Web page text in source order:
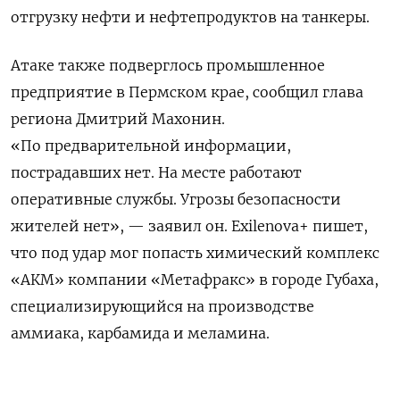
отгрузку нефти и нефтепродуктов на танкеры.
Атаке также подверглось промышленное
предприятие в Пермском крае, сообщил глава
региона Дмитрий Махонин.
«По предварительной информации,
пострадавших нет. На месте работают
оперативные службы. Угрозы безопасности
жителей нет», — заявил он. Exilenova+ пишет,
что под удар мог попасть химический комплекс
«АКМ» компании «Метафракс» в городе Губаха,
специализирующийся на производстве
аммиака, карбамида и меламина.